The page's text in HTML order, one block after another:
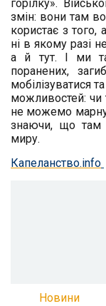
горілку».
змін: вони там
користає з того,
ні в якому разі
а й тут. І ми
поранених,
мобілізуватися
можливостей:
не можемо
знаючи, що там
миру.
Капеланство.info
Новини